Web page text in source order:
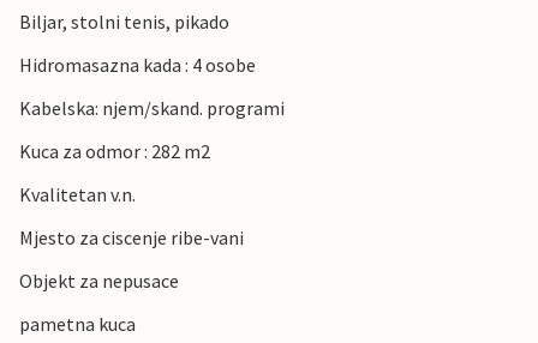
Biljar, stolni tenis, pikado
Hidromasazna kada : 4 osobe
Kabelska: njem/skand. programi
Kuca za odmor : 282 m2
Kvalitetan v.n.
Mjesto za ciscenje ribe-vani
Objekt za nepusace
pametna kuca